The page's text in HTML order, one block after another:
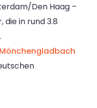
Den Haag –
in rund 3.8
Mönchengladbach